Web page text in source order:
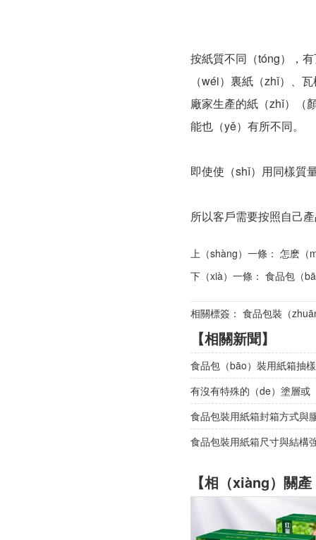
按紙質不同（tóng），
（wéi）裏紙（zhǐ）、
廠家生產的紙（zhǐ）（
能也（yě）有所不同。
即使使（shǐ）用同樣質
所以客戶需要按照自己
上（shàng）一條： 怎麽（
下（xià）一條： 食品包（
相關標簽： 食品包裝（
【相關新聞】
食品包（bāo）裝用紙箱抽
有沒有特殊的（de）塗層或
食品包裝用紙箱封箱方式與
食品包裝用紙箱尺寸與結構
【相（xiàng）關